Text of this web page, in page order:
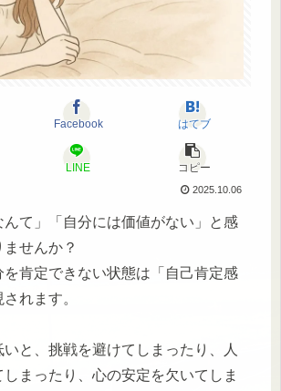
Facebook はてブ
LINE コピー
2025.10.06
んて」「自分には価値がない」と感
せんか？
を肯定できない状態は「自己肯定感
れます。
いと、挑戦を避けてしまったり、人
しまったり、心の安定を欠いてしま